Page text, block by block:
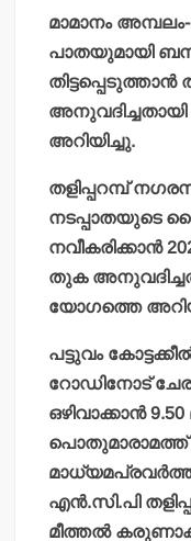
മാമാനം അമ്പലം-
പാതയുമായി
അറിയിച്ചു.
തളിപ്പറമ്പ്
നടപ്പാതയുടെ
നവീകരിക്കാന്‍
തുക
യോഗത്തെ
പട്ടുവം
റോഡിനോട്
ഒഴിവാക്കാന്‍
പൊതുമാരാമത്ത്
എന്‍.സി.പി
മീത്തല്‍